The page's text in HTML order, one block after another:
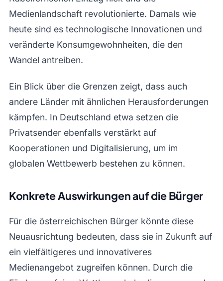
Medienlandschaft revolutionierte. Damals wie
heute sind es technologische Innovationen und
veränderte Konsumgewohnheiten, die den
Wandel antreiben.
Ein Blick über die Grenzen zeigt, dass auch
andere Länder mit ähnlichen Herausforderungen
kämpfen. In Deutschland etwa setzen die
Privatsender ebenfalls verstärkt auf
Kooperationen und Digitalisierung, um im
globalen Wettbewerb bestehen zu können.
Konkrete Auswirkungen auf die Bürger
Für die österreichischen Bürger könnte diese
Neuausrichtung bedeuten, dass sie in Zukunft auf
ein vielfältigeres und innovativeres
Medienangebot zugreifen können. Durch die